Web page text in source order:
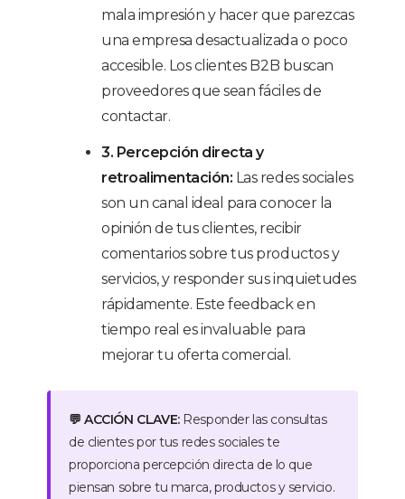
mala impresión y hacer que parezcas
una empresa desactualizada o poco
accesible. Los clientes B2B buscan
proveedores que sean fáciles de
contactar.
3. Percepción directa y
retroalimentación: Las redes sociales
son un canal ideal para conocer la
opinión de tus clientes, recibir
comentarios sobre tus productos y
servicios, y responder sus inquietudes
rápidamente. Este feedback en
tiempo real es invaluable para
mejorar tu oferta comercial.
💬 ACCIÓN CLAVE:Responder las consultas
de clientes por tus redes sociales te
proporciona percepción directa de lo que
piensan sobre tu marca, productos y servicio.